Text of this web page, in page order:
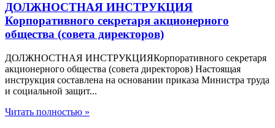
ДОЛЖНОСТНАЯ ИНСТРУКЦИЯ
Корпоративного секретаря акционерного
общества (совета директоров)
ДОЛЖНОСТНАЯ ИНСТРУКЦИЯКорпоративного секретаря
акционерного общества (совета директоров) Настоящая
инструкция составлена на основании приказа Министра труда
и социальной защит...
Читать полностью »